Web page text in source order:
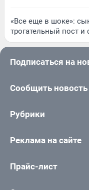
«Все еще в шоке»:
трогательный пост и
Подписаться на
Сообщить новость
Рубрики
Реклама на сайте
Прайс-лист